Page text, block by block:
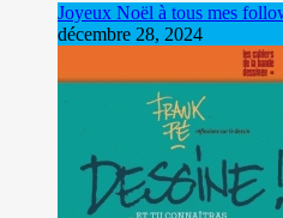
Joyeux Noël à tous mes
décembre 28, 2024